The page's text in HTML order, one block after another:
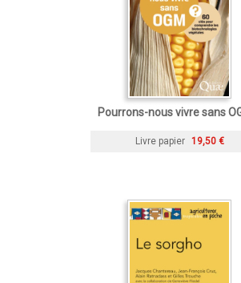
Pourrons-nous vivre sans
Livre papier 19,50 €